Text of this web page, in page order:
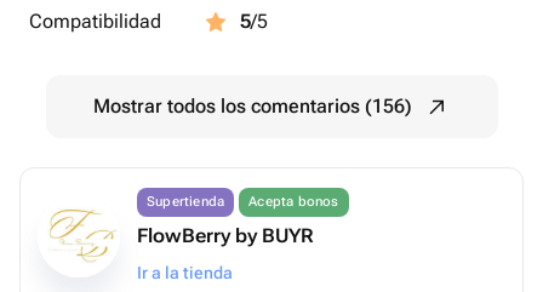
Compatibilidad
5/5
Mostrar todos los comentarios (156)
Supertienda Acepta bonos
FlowBerry by BUYR
Ir a la tienda